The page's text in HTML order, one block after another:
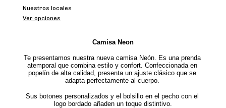
Nuestros locales
Ver opciones
Camisa Neon
Te presentamos nuestra nueva camisa Neón. Es una prenda
atemporal que combina estilo y confort. Confeccionada en
popelín de alta calidad, presenta un ajuste clásico que se
adapta perfectamente al cuerpo.
Sus botones personalizados y el bolsillo en el pecho con el
logo bordado añaden un toque distintivo.